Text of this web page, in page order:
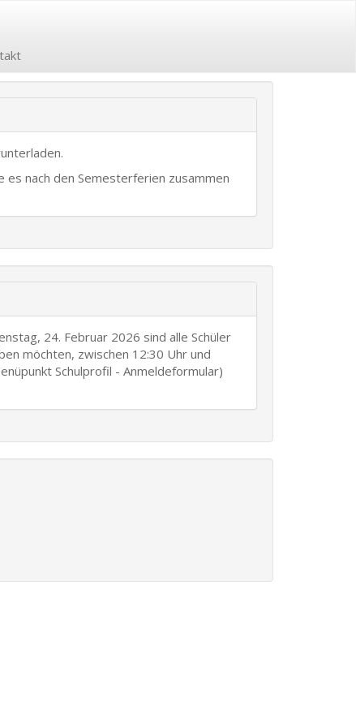
nach den Semesterferien zusammen
24. Februar 2026 sind alle Schüler
möchten, zwischen 12:30 Uhr und
Schulprofil - Anmeldeformular)